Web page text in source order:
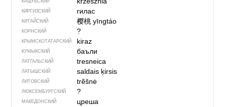
КАШУБСКИЙ
КИРГИЗСКИЙ гилас
КИТАЙСКИЙ 樱桃yīngtáo
КОРНСКИЙ ?
КРЫМСКО­ТАТАРСКИЙ kiraz
КУМЫКСКИЙ баъли
ЛАТГАЛЬСКИЙ tresneica
ЛАТЫШСКИЙ saldais ķirsis
ЛИТОВСКИЙ trẽšnė
ЛЮКСЕМБУРГСКИЙ ?
МАКЕДОНСКИЙ цреша